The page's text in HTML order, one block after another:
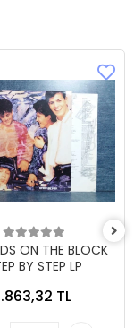
ON THE BLOCK
BY STEP LP
TL